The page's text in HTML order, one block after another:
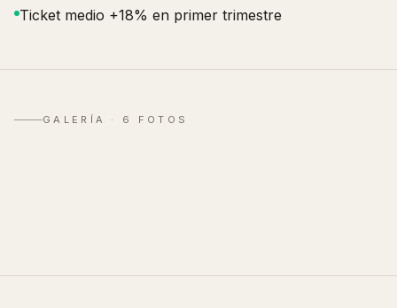
Ticket medio +18% en primer trimestre
GALERÍA · 6 FOTOS